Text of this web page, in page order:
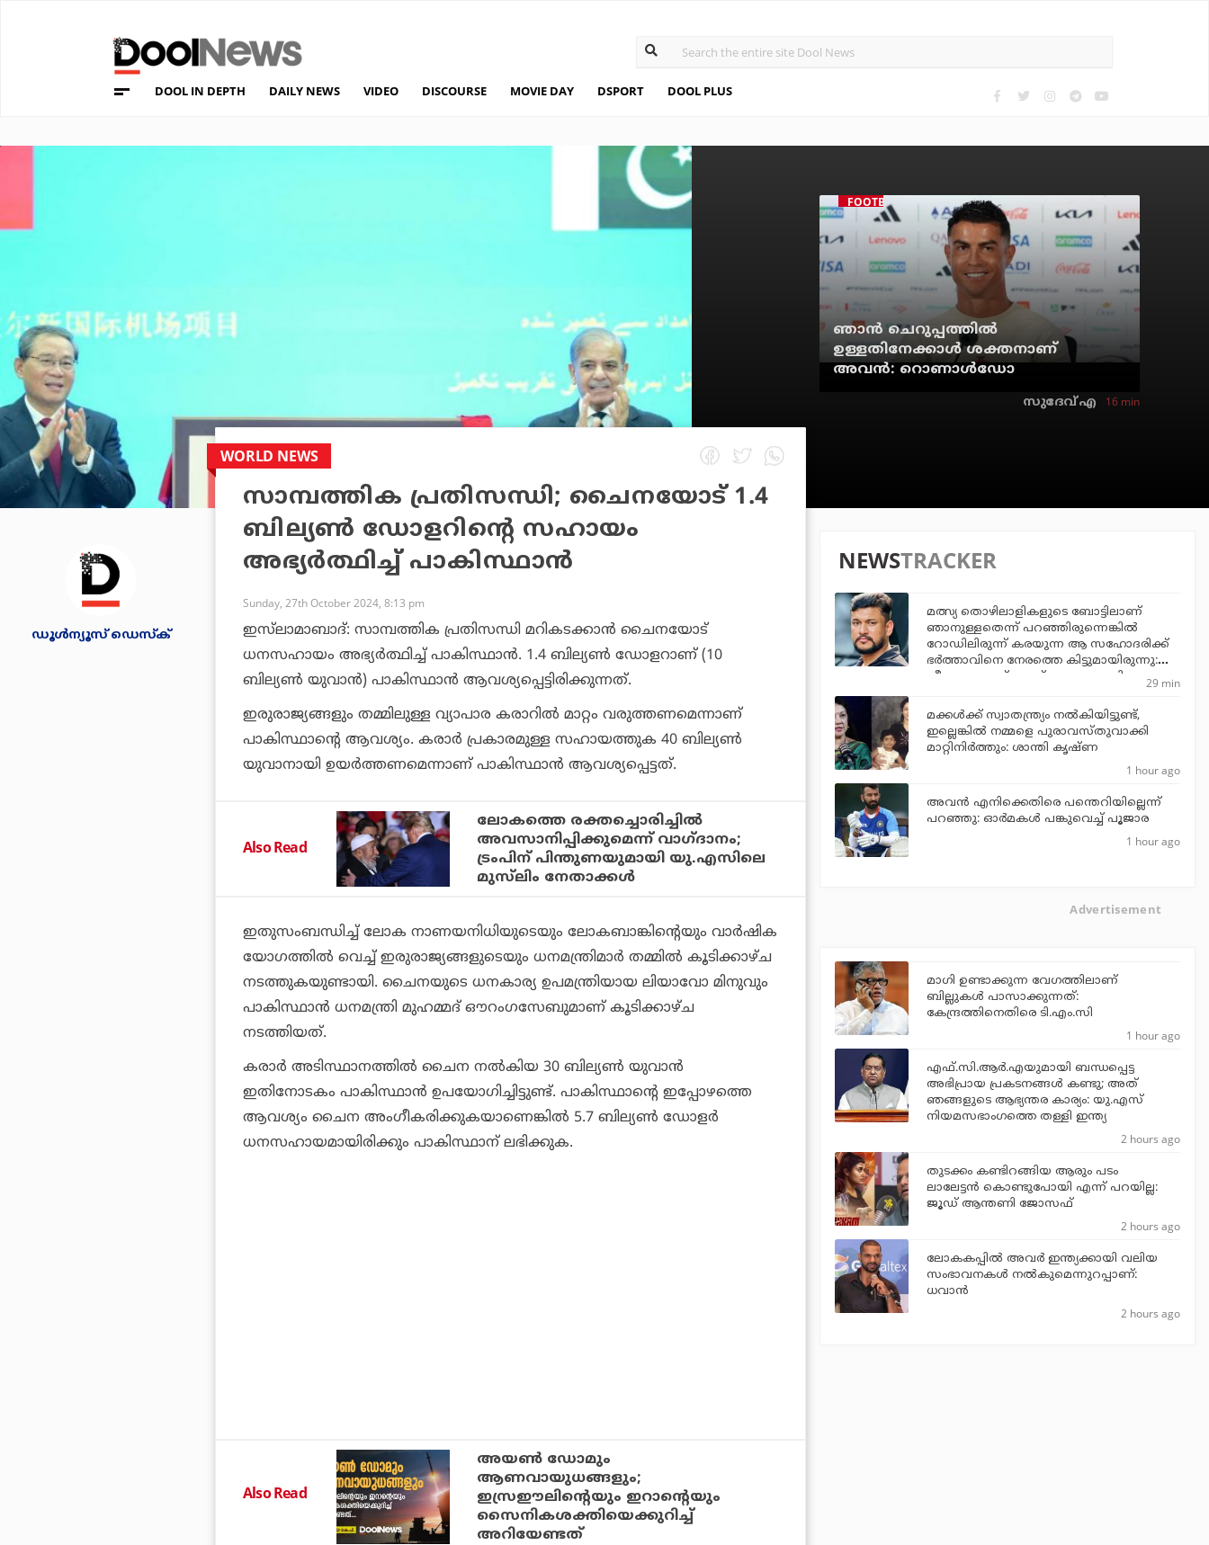
DOOL IN DEPTH DAILY NEWS VIDEO DISCOURSE MOVIE DAY DSPORT DOOL PLUS
FOOTBALL
ഞാന്‍ ചെറുപ്പത്തില്‍
ഉള്ളതിനേക്കാള്‍ ശക്തനാണ്
അവന്‍: റൊണാള്‍ഡോ
സുദേവ് എ 16 min
ഡൂള്‍ന്യൂസ് ഡെസ്‌ക്
WORLD NEWS
സാമ്പത്തിക പ്രതിസന്ധി; ചൈനയോട് 1.4
ബില്യണ്‍ ഡോളറിന്റെ സഹായം
അഭ്യര്‍ത്ഥിച്ച് പാകിസ്ഥാന്‍
Sunday, 27th October 2024, 8:13 pm
ഇസ്‌ലാമാബാദ്: സാമ്പത്തിക പ്രതിസന്ധി മറികടക്കാന്‍ ചൈനയോട്
ധനസഹായം അഭ്യര്‍ത്ഥിച്ച് പാകിസ്ഥാന്‍. 1.4 ബില്യണ്‍ ഡോളറാണ് (10
ബില്യണ്‍ യുവാന്‍) പാകിസ്ഥാന്‍ ആവശ്യപ്പെട്ടിരിക്കുന്നത്.
ഇരുരാജ്യങ്ങളും തമ്മിലുള്ള വ്യാപാര കരാറില്‍ മാറ്റം വരുത്തണമെന്നാണ്
പാകിസ്ഥാന്റെ ആവശ്യം. കരാര്‍ പ്രകാരമുള്ള സഹായത്തുക 40 ബില്യണ്‍
യുവാനായി ഉയര്‍ത്തണമെന്നാണ് പാകിസ്ഥാന്‍ ആവശ്യപ്പെട്ടത്.
Also Read
ലോകത്തെ രക്തച്ചൊരിച്ചില്‍
അവസാനിപ്പിക്കുമെന്ന് വാഗ്ദാനം;
ട്രംപിന് പിന്തുണയുമായി യു.എസിലെ
മുസ്‌ലിം നേതാക്കള്‍
ഇതുസംബന്ധിച്ച് ലോക നാണയനിധിയുടെയും ലോകബാങ്കിന്റെയും വാര്‍ഷിക
യോഗത്തില്‍ വെച്ച് ഇരുരാജ്യങ്ങളുടെയും ധനമന്ത്രിമാര്‍ തമ്മില്‍ കൂടിക്കാഴ്ച
നടത്തുകയുണ്ടായി. ചൈനയുടെ ധനകാര്യ ഉപമന്ത്രിയായ ലിയാവോ മിനുവും
പാകിസ്ഥാന്‍ ധനമന്ത്രി മുഹമ്മദ് ഔറംഗസേബുമാണ് കൂടിക്കാഴ്ച
നടത്തിയത്.
കരാര്‍ അടിസ്ഥാനത്തില്‍ ചൈന നല്‍കിയ 30 ബില്യണ്‍ യുവാന്‍
ഇതിനോടകം പാകിസ്ഥാന്‍ ഉപയോഗിച്ചിട്ടുണ്ട്. പാകിസ്ഥാന്റെ ഇപ്പോഴത്തെ
ആവശ്യം ചൈന അംഗീകരിക്കുകയാണെങ്കില്‍ 5.7 ബില്യണ്‍ ഡോളര്‍
ധനസഹായമായിരിക്കും പാകിസ്ഥാന് ലഭിക്കുക.
Also Read
അയണ്‍ ഡോമും
ആണവായുധങ്ങളും;
ഇസ്രഈലിന്റെയും ഇറാന്റെയും
സൈനികശക്തിയെക്കുറിച്ച്
അറിയേണ്ടത്
NEWSTRACKER
മത്സ്യ തൊഴിലാളികളുടെ ബോട്ടിലാണ്
ഞാനുള്ളതെന്ന് പറഞ്ഞിരുന്നെങ്കില്‍
റോഡിലിരുന്ന് കരയുന്ന ആ സഹോദരിക്ക്
ഭര്‍ത്താവിനെ നേരത്തെ കിട്ടുമായിരുന്നു:
വീണ്ടും ഫേസ്ബുക്ക് പോസ്റ്റുമായി
29 min
മക്കൾക്ക് സ്വാതന്ത്ര്യം നൽകിയിട്ടുണ്ട്,
ഇല്ലെങ്കിൽ നമ്മളെ പുരാവസ്തുവാക്കി
മാറ്റിനിർത്തും: ശാന്തി കൃഷ്ണ
1 hour ago
അവന്‍ എനിക്കെതിരെ പന്തെറിയില്ലെന്ന്
പറഞ്ഞു: ഓര്‍മകള്‍ പങ്കുവെച്ച് പൂജാര
1 hour ago
Advertisement
മാഗി ഉണ്ടാക്കുന്ന വേഗത്തിലാണ്
ബില്ലുകള്‍ പാസാക്കുന്നത്:
കേന്ദ്രത്തിനെതിരെ ടി.എം.സി
1 hour ago
എഫ്.സി.ആര്‍.എയുമായി ബന്ധപ്പെട്ട
അഭിപ്രായ പ്രകടനങ്ങള്‍ കണ്ടു; അത്
ഞങ്ങളുടെ ആഭ്യന്തര കാര്യം: യു.എസ്
നിയമസഭാംഗത്തെ തള്ളി ഇന്ത്യ
2 hours ago
തുടക്കം കണ്ടിറങ്ങിയ ആരും പടം
ലാലേട്ടൻ കൊണ്ടുപോയി എന്ന് പറയില്ല:
ജൂഡ് ആന്തണി ജോസഫ്
2 hours ago
ലോകകപ്പിൽ അവര്‍ ഇന്ത്യക്കായി വലിയ
സംഭാവനകള്‍ നല്‍കുമെന്നുറപ്പാണ്:
ധവാന്‍
2 hours ago